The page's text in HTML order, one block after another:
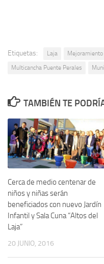
Etiquetas: Laja
Multicancha Puente Perales
TAMBIÉN TE
Cerca de medio centenar de
niños y niñas serán
beneficiados con nuevo Jardín
Infantil y Sala Cuna “Altos del
Laja”
20 JUNIO, 2016